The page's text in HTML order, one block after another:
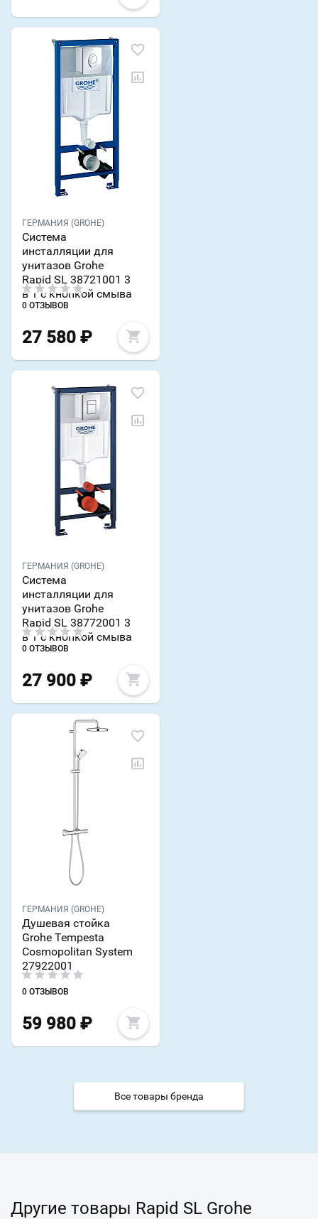
ГЕРМАНИЯ (GROHE)
Система
инсталляции для
унитазов Grohe
Rapid SL 38721001 3
в 1 с кнопкой смыва
0 ОТЗЫВОВ
27 580 ₽
ГЕРМАНИЯ (GROHE)
Система
инсталляции для
унитазов Grohe
Rapid SL 38772001 3
в 1 с кнопкой смыва
0 ОТЗЫВОВ
27 900 ₽
ГЕРМАНИЯ (GROHE)
Душевая стойка
Grohe Tempesta
Cosmopolitan System
27922001
0 ОТЗЫВОВ
59 980 ₽
Все товары бренда
Другие товары Rapid SL Grohe